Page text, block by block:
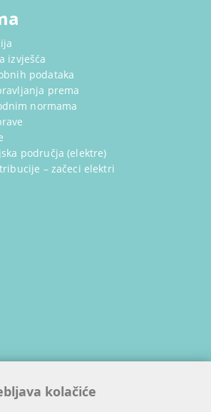
izvješća
podataka
prema
normama
područja (elektre)
– začeci elektri
kolačiće